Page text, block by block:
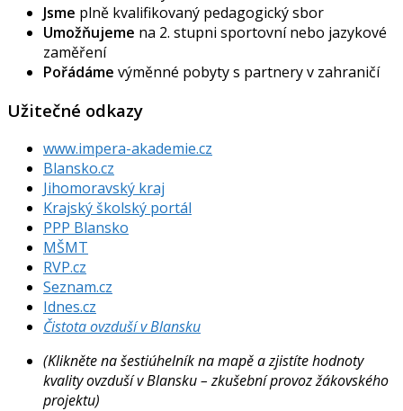
Jsme plně kvalifikovaný pedagogický sbor
Umožňujeme na 2. stupni sportovní nebo jazykové
zaměření
Pořádáme výměnné pobyty s partnery v zahraničí
Užitečné odkazy
www.impera-akademie.cz
Blansko.cz
Jihomoravský kraj
Krajský školský portál
PPP Blansko
MŠMT
RVP.cz
Seznam.cz
Idnes.cz
Čistota ovzduší v Blansku
(Klikněte na šestiúhelník na mapě a zjistíte hodnoty
kvality ovzduší v Blansku – zkušební provoz žákovského
projektu)